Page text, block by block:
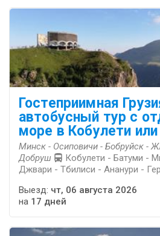
Гостеприимная
автобусный тур с
море в Кобулети
Минск - Осиповичи - Бобруйск -
Добруш
Кобулети - Батуми -
Джвари - Тбилиси - Ананури -
Выезд: чт, 06 августа 2026
на 17 дней